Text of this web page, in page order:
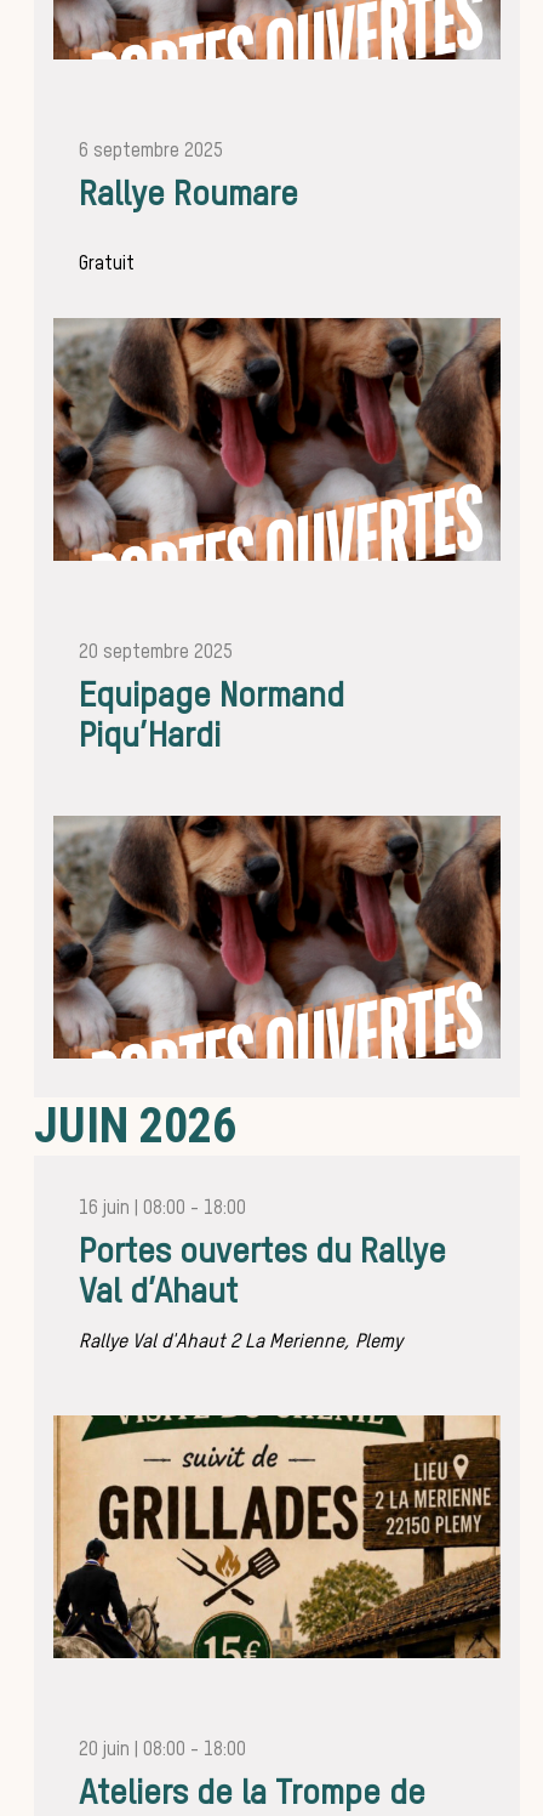
La
chasse
d’une
de
Rallye Roumare
6 septembre 2025
Gratuit
Equipage Normand
Piqu’Hardi
20 septembre 2025
JUIN 2026
Portes ouvertes du Rallye
Val d’Ahaut
16 juin | 08:00 - 18:00
Rallye Val d'Ahaut 2 La Merienne, Plemy
Ateliers de la Trompe de
20 juin | 08:00 - 18:00